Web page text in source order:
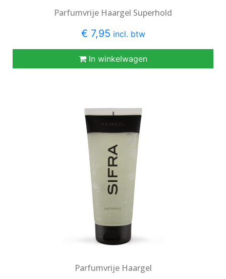
Parfumvrije Haargel Superhold
€ 7,95 incl. btw
In winkelwagen
Parfumvrije Haargel